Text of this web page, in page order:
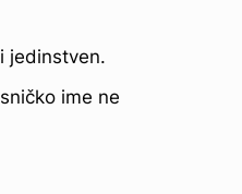
jedinstven.
ime ne